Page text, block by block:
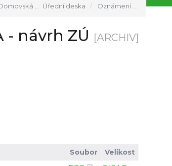
stránka Úřední deska Oznámení o povinně zveřejňovaných dokumentech SO ÚPA - návrh ZÚ
- návrh ZÚ [ARCHIV]
Soubor
Velikost